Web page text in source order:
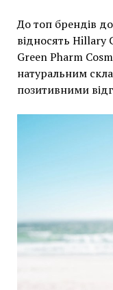
До топ брендів
відносять Hillary
Green Pharm
натуральним
позитивними